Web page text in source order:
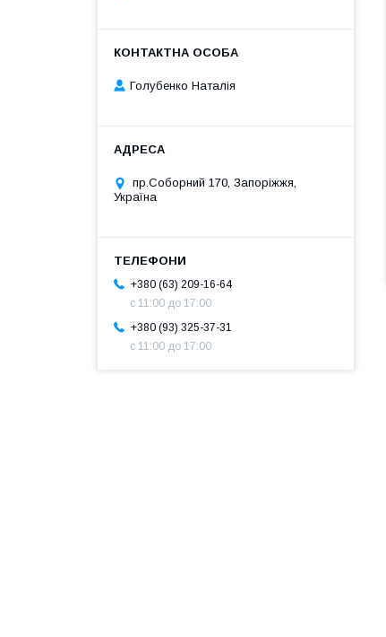
Голубенко Наталія
пр.Соборний 170, Запоріжжя,
Україна
+380 (63) 209-16-64
с 11:00 до 17:00
+380 (93) 325-37-31
с 11:00 до 17:00